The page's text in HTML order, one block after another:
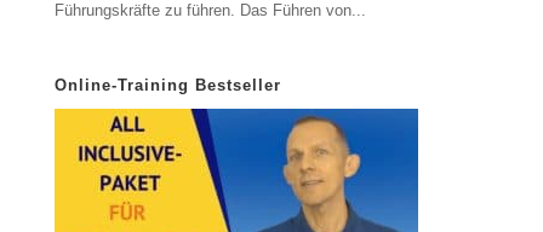
Führungskräfte zu führen. Das Führen von...
Online-Training Bestseller